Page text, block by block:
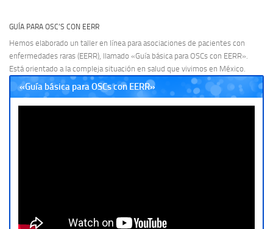
GUÍA PARA OSC’S CON EERR
Hemos elaborado un taller en línea para asociaciones de pacientes con
enfermedades raras (EERR), llamado «Guía básica para OSCs con EERR».
Está orientado a la compleja situación en salud que vivimos en México.
«Guía básica para OSCs con EERR»